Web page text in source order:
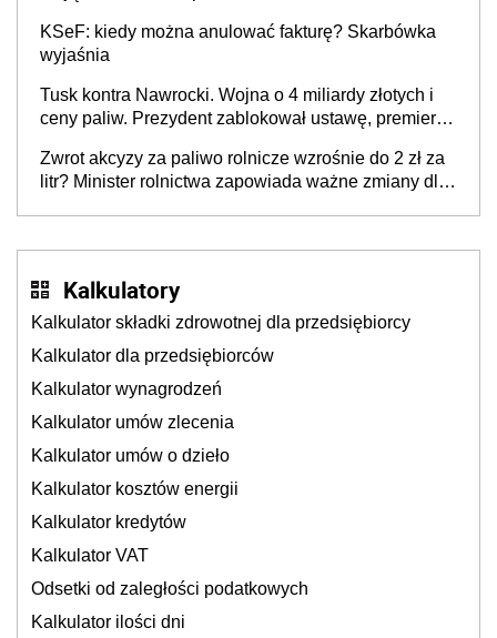
KSeF: kiedy można anulować fakturę? Skarbówka
wyjaśnia
Tusk kontra Nawrocki. Wojna o 4 miliardy złotych i
ceny paliw. Prezydent zablokował ustawę, premier
kierowców”
Zwrot akcyzy za paliwo rolnicze wzrośnie do 2 zł za
litr? Minister rolnictwa zapowiada ważne zmiany dla
Kalkulatory
Kalkulator składki zdrowotnej dla przedsiębiorcy
Kalkulator dla przedsiębiorców
Kalkulator wynagrodzeń
Kalkulator umów zlecenia
Kalkulator umów o dzieło
Kalkulator kosztów energii
Kalkulator kredytów
Kalkulator VAT
Odsetki od zaległości podatkowych
Kalkulator ilości dni